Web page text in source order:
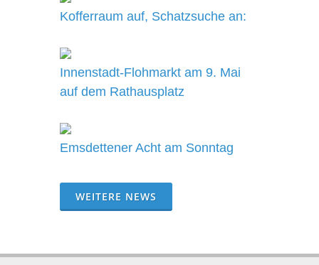
Kofferraum auf, Schatzsuche an:
Innenstadt-Flohmarkt am 9. Mai
auf dem Rathausplatz
Emsdettener Acht am Sonntag
WEITERE NEWS